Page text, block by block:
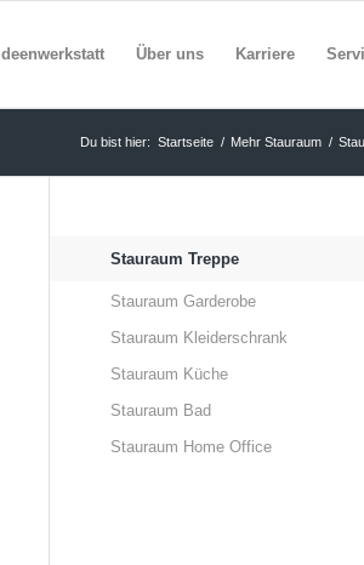
Ideenwerkstatt Über uns Karriere
Du bist hier: Startseite / Mehr Stauraum /
Stauraum Treppe
Stauraum Garderobe
Stauraum Kleiderschrank
Stauraum Küche
Stauraum Bad
Stauraum Home Office